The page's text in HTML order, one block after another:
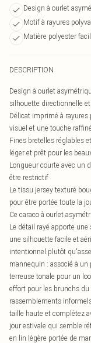
Design à ourlet
Motif à rayures
Matière polyester
DESCRIPTION
Design à ourlet
silhouette directionnelle
Délicat imprimé à
visuel et une touche
Fines bretelles réglables
léger et prêt pour les
Longueur courte avec un
être restrictif
Le tissu jersey texturé
pour être portée toute la
Ce caraco à ourlet
Le détail rayé apporte
une silhouette facile et
intentionnel plutôt
mannequin : associé à
terreuse tonale pour un
effort pour les brunchs du
rassemblements
taille haute et complétez
jour estivale qui semble
en lin légère portée de